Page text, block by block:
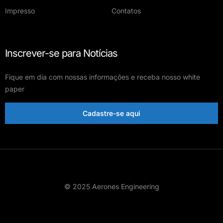
Impresso Contatos
Inscrever-se para Notícias
Fique em dia com nossas informações e receba nosso white
paper
Cadastre-se aqui
© 2025 Aerones Engineering